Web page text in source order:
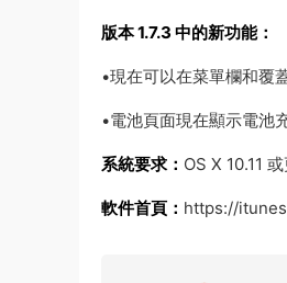
版本 1.7.3 中的新功能：
•現在可以在菜單欄和覆
•電池頁面現在顯示電池
系統要求： OS X 10.11
軟件首頁： https://